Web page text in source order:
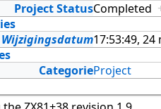
Project StatusCompleted
Wijzigingsdatum17:53:49, 24
CategorieProject